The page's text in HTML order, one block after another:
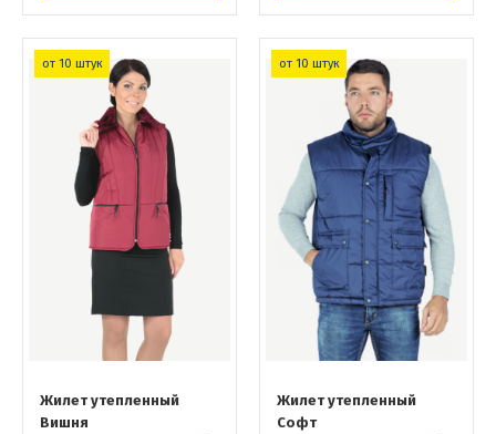
от 10 штук
Жилет утепленный
Вишня
от 10 штук
Жилет утепленный
Софт